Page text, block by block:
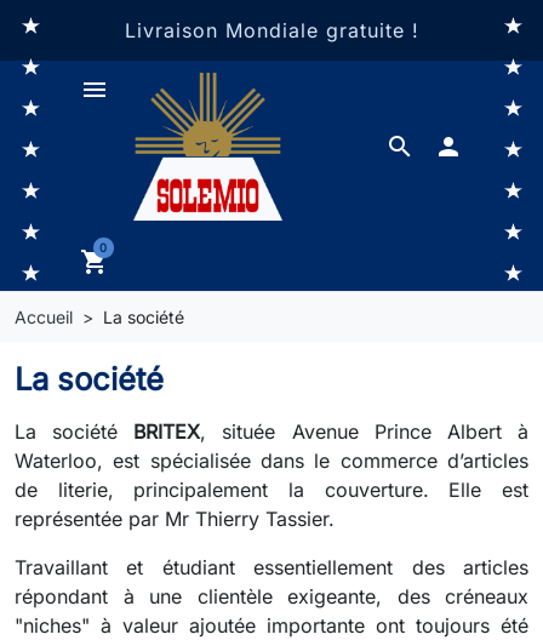
Livraison Mondiale gratuite !
search
menu

shopping_cart
0
Accueil La société
La société
La société BRITEX, située Avenue Prince Albert à
Waterloo, est spécialisée dans le commerce d’articles
de literie, principalement la couverture. Elle est
représentée par Mr Thierry Tassier.
Travaillant et étudiant essentiellement des articles
répondant à une clientèle exigeante, des créneaux
"niches" à valeur ajoutée importante ont toujours été